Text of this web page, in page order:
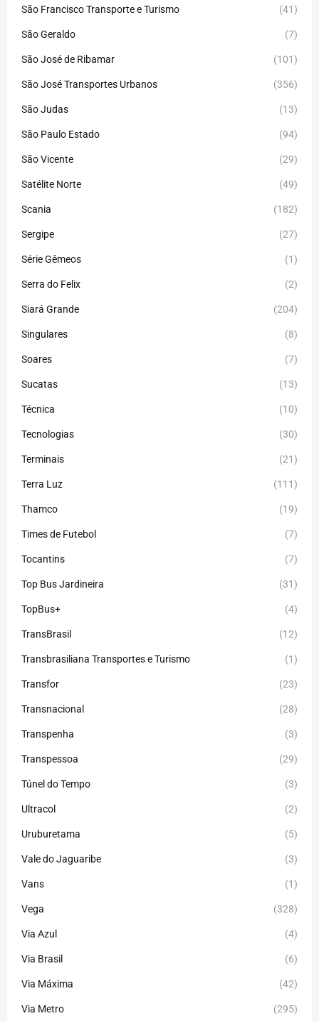
São Francisco Transporte e Turismo (41)
São Geraldo (7)
São José de Ribamar (101)
São José Transportes Urbanos (356)
São Judas (13)
São Paulo Estado (94)
São Vicente (29)
Satélite Norte (49)
Scania (182)
Sergipe (27)
Série Gêmeos (1)
Serra do Felix (2)
Siará Grande (204)
Singulares (8)
Soares (7)
Sucatas (13)
Técnica (10)
Tecnologias (30)
Terminais (21)
Terra Luz (111)
Thamco (19)
Times de Futebol (7)
Tocantins (7)
Top Bus Jardineira (31)
TopBus+ (4)
TransBrasil (12)
Transbrasiliana Transportes e Turismo (1)
Transfor (23)
Transnacional (28)
Transpenha (3)
Transpessoa (29)
Túnel do Tempo (3)
Ultracol (2)
Uruburetama (5)
Vale do Jaguaribe (3)
Vans (1)
Vega (328)
Via Azul (4)
Via Brasil (6)
Via Máxima (42)
Via Metro (295)